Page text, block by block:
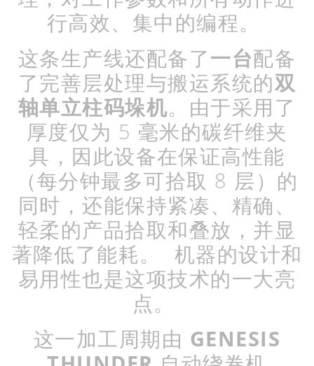
行高效、集中的编程。
这条生产线还配备了一台配备
了完善层处理与搬运系统的双
轴单立柱码垛机。由于采用了
厚度仅为 5 毫米的碳纤维夹
具，因此设备在保证高性能
（每分钟最多可拾取 8 层）的
同时，还能保持紧凑、精确、
轻柔的产品拾取和叠放，并显
著降低了能耗。
机器的设计和
易用性也是这项技术的一大亮
点。
这一加工周期由 GENESIS